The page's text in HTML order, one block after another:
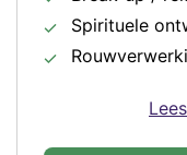
Spirituele